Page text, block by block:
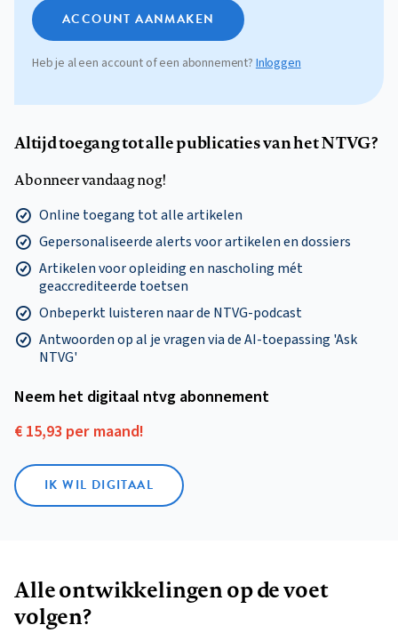
ACCOUNT AANMAKEN
Heb je al een account of een abonnement?Inloggen
Altijd toegang tot alle publicaties van het NTVG?
Abonneer vandaag nog!
Online toegang tot alle artikelen
Gepersonaliseerde alerts voor artikelen en dossiers
Artikelen voor opleiding en nascholing mét
geaccrediteerde toetsen
Onbeperkt luisteren naar de NTVG-podcast
Antwoorden op al je vragen via de AI-toepassing 'Ask
NTVG'
Neem het digitaal ntvg abonnement
€ 15,93 per maand!
IK WIL DIGITAAL
Alle ontwikkelingen op de voet
volgen?